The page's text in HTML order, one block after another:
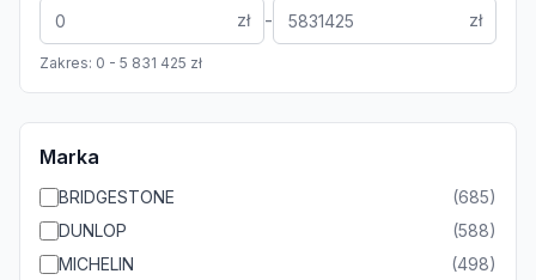
zł - zł
Zakres: 0 - 5 831 425 zł
Marka
BRIDGESTONE (685)
DUNLOP
(588)
MICHELIN
(498)